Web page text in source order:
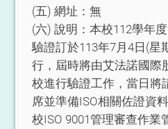
(五) 網址：無
(六) 說明：本校112學年
驗證訂於113年7月4日(星
行，屆時將由艾法諾國際
校進行驗證工作，當日將
席並準備ISO相關佐證資
校ISO 9001管理審查作業